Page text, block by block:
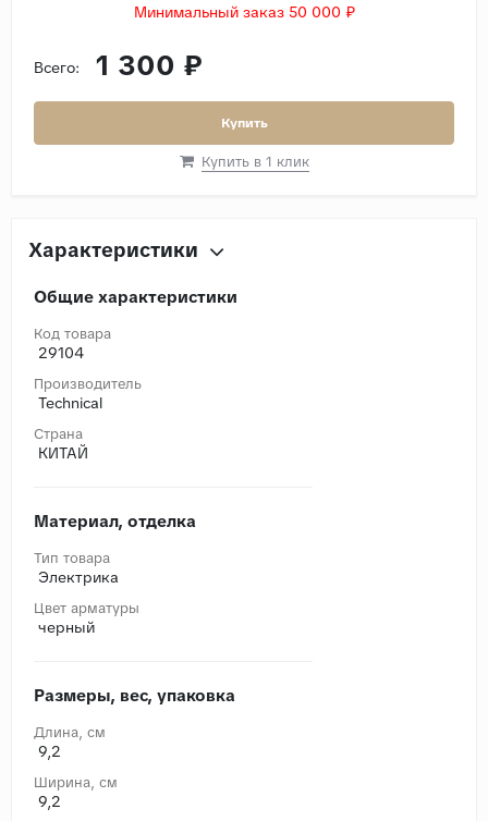
Минимальный заказ 50 000 ₽
Всего: 1 300 ₽
Купить
Купить в 1 клик
Характеристики
Общие характеристики
Код товара
29104
Производитель
Technical
Страна
КИТАЙ
Материал, отделка
Тип товара
Электрика
Цвет арматуры
черный
Размеры, вес, упаковка
Длина, cм
9,2
Ширина, cм
9,2